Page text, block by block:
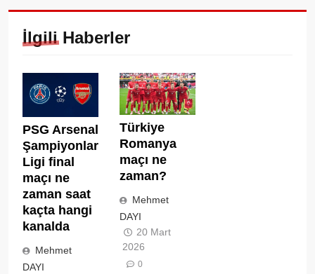
İlgili Haberler
PSG Arsenal
Şampiyonlar
Ligi final
maçı ne
zaman saat
kaçta hangi
kanalda
Mehmet
DAYI
Türkiye
Romanya
maçı ne
zaman?
Mehmet
DAYI
20 Mart
2026
0